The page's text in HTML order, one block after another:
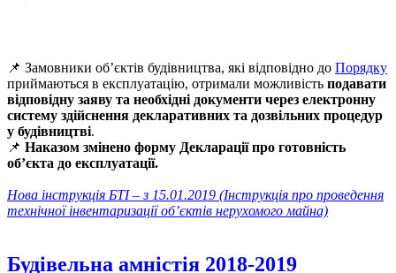
📌 Замовники об’єктів будівництва, які відповідно до Порядку
приймаються в експлуатацію, отримали можливість подавати
відповідну заяву та необхідні документи через електронну
систему здійснення декларативних та дозвільних процедур
у будівництві.
📌 Наказом змінено форму Декларації про готовність
об’єкта до експлуатації.
Нова інструкція БТІ – з 15.01.2019 (Інструкція про проведення
технічної інвентаризації об’єктів нерухомого майна)
Будівельна амністія 2018-2019